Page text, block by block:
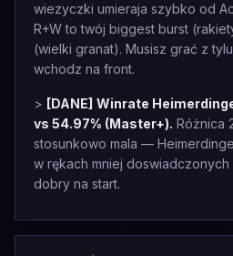
wiezyczki umieraja szybko od
R+W to twój biggest burst
(wielki granat). Musisz grać z
wchodz na front.
> [DANE] Winrate
vs 54.97% (Master+). Różnica
stosunkowo mala —
w rękach mniej doswiadczonych
dobry na start.